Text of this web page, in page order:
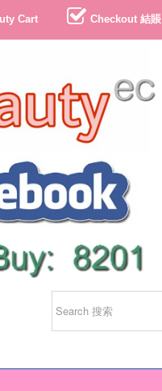
Cart Checkout 結賬